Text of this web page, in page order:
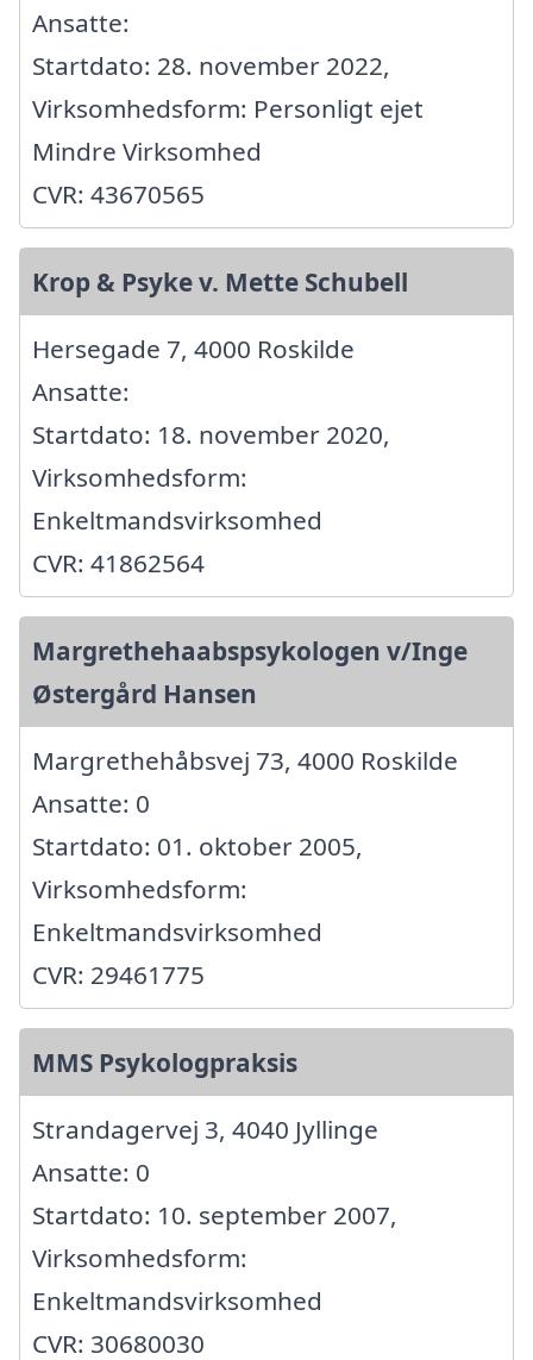
Ansatte:
Startdato: 28. november 2022,
Virksomhedsform: Personligt ejet
Mindre Virksomhed
CVR: 43670565
Krop & Psyke v. Mette Schubell
Hersegade 7, 4000 Roskilde
Ansatte:
Startdato: 18. november 2020,
Virksomhedsform:
Enkeltmandsvirksomhed
CVR: 41862564
Margrethehaabspsykologen v/Inge
Østergård Hansen
Margrethehåbsvej 73, 4000 Roskilde
Ansatte: 0
Startdato: 01. oktober 2005,
Virksomhedsform:
Enkeltmandsvirksomhed
CVR: 29461775
MMS Psykologpraksis
Strandagervej 3, 4040 Jyllinge
Ansatte: 0
Startdato: 10. september 2007,
Virksomhedsform:
Enkeltmandsvirksomhed
CVR: 30680030